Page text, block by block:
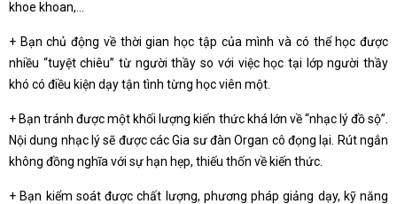
khoe khoan,…
+ Bạn chủ động về thời gian học tập của mình và có thể học được
nhiều “tuyệt chiêu” từ người thầy so với việc học tại lớp người thầy
khó có điều kiện dạy tận tình từng học viên một.
+ Bạn tránh được một khối lượng kiến thức khá lớn về “nhạc lý đồ sộ”.
Nội dung nhạc lý sẽ được các Gia sư đàn Organ cô đọng lại. Rút ngắn
không đồng nghĩa với sự hạn hẹp, thiếu thốn về kiến thức.
+ Bạn kiểm soát được chất lượng, phương pháp giảng dạy, kỹ năng